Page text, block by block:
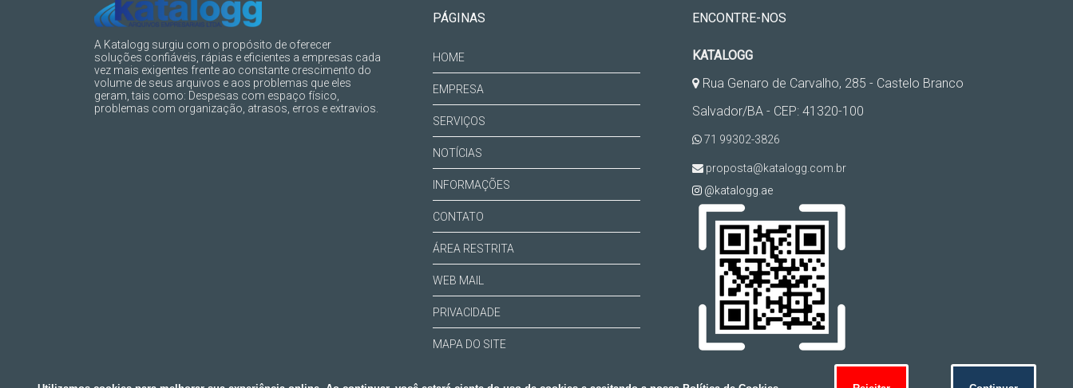
A Katalogg surgiu com o propósito de oferecer
soluções confiáveis, rápias e eficientes a empresas cada
vez mais exigentes frente ao constante crescimento do
volume de seus arquivos e aos problemas que eles
geram, tais como: Despesas com espaço físico,
problemas com organização, atrasos, erros e extravios.
PÁGINAS
HOME
EMPRESA
SERVIÇOS
NOTÍCIAS
INFORMAÇÕES
CONTATO
ÁREA RESTRITA
WEB MAIL
PRIVACIDADE
MAPA DO SITE
ENCONTRE-NOS
KATALOGG
Rua Genaro de Carvalho, 285 - Castelo Branco
Salvador/BA - CEP: 41320-100
71 99302-3826
proposta@katalogg.com.br
@katalogg.ae